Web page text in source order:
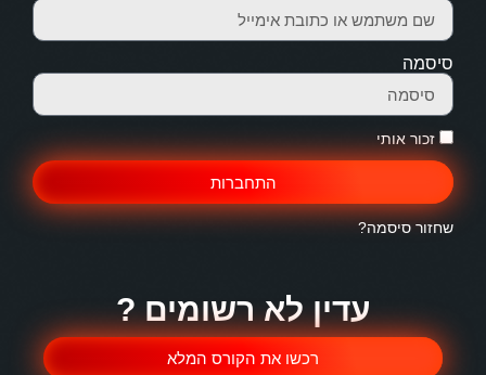
סיסמה
זכור אותי
התחברות
שחזור סיסמה?
עדין לא רשומים ?
רכשו את הקורס המלא